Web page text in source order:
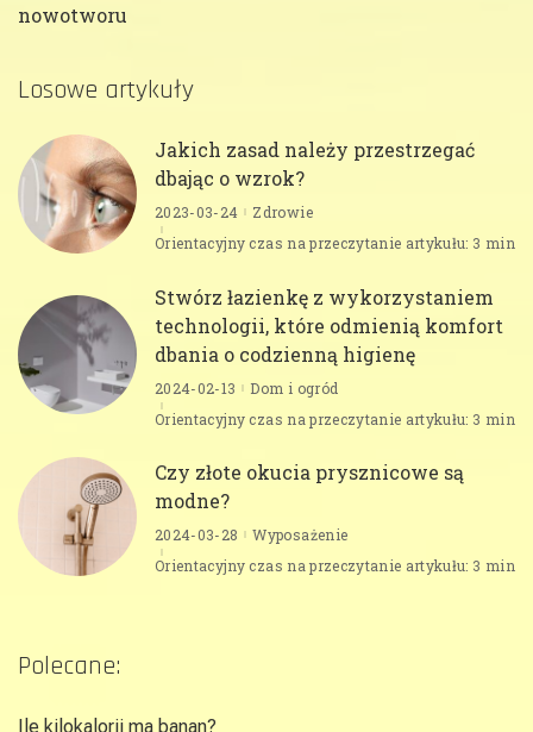
nowotworu
Losowe artykuły
Jakich zasad należy przestrzegać
dbając o wzrok?
2023-03-24
Zdrowie
Orientacyjny czas na przeczytanie artykułu: 3 min
Stwórz łazienkę z wykorzystaniem
technologii, które odmienią komfort
dbania o codzienną higienę
2024-02-13
Dom i ogród
Orientacyjny czas na przeczytanie artykułu: 3 min
Czy złote okucia prysznicowe są
modne?
2024-03-28
Wyposażenie
Orientacyjny czas na przeczytanie artykułu: 3 min
Polecane:
Ile kilokalorii ma banan?